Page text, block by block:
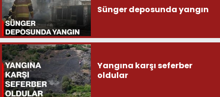
Sünger deposunda yangın
Yangına karşı seferber
oldular